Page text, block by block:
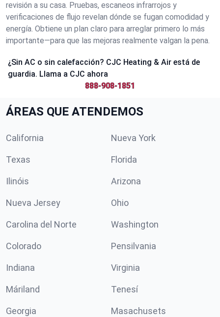
revisión a su casa. Pruebas, escaneos infrarrojos y
verificaciones de flujo revelan dónde se fugan comodidad y
energía. Obtiene un plan claro para arreglar primero lo más
importante—para que las mejoras realmente valgan la pena.
¿Sin AC o sin calefacción? CJC Heating & Air está de
guardia. Llama a CJC ahora
888-908-1851
ÁREAS QUE ATENDEMOS
California Nueva York
Texas Florida
Ilinóis Arizona
Nueva Jersey Ohio
Carolina del Norte Washington
Colorado Pensilvania
Indiana Virginia
Máriland Tenesí
Georgia Masachusets